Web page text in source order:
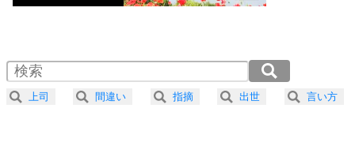
気楽に生きる30の方法
4 器の大きい人は、怒りを優しさで表現する。
2.0倍速 （465KB 1分58秒）
2.5倍速 （372KB 1分35秒）
3.0倍速 （310KB 1分19秒）
上司 間違い 指摘 出世 言い方